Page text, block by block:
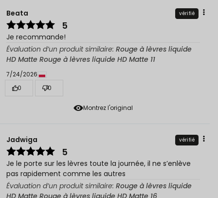
Montrez l'original
Beata vérifié
5
Je recommande!
Évaluation d’un produit similaire: Rouge à lèvres liquide
HD Matte Rouge à lèvres liquide HD Matte 11
7/24/2026
0
0
Jadwiga vérifié
5
Je le porte sur les lèvres toute la journée, il ne s’enlève
pas rapidement comme les autres
Évaluation d’un produit similaire: Rouge à lèvres liquide
HD Matte Rouge à lèvres liquide HD Matte 16